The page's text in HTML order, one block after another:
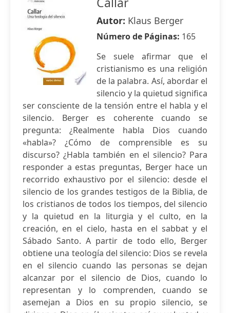
Autor: Klaus Berger
Número de Páginas: 165
Se suele afirmar que el
cristianismo es una religión
de la palabra. Así, abordar el
silencio y la quietud significa
ser consciente de la tensión entre el habla y el
silencio. Berger es coherente cuando se
pregunta: ¿Realmente habla Dios cuando
«habla»? ¿Cómo de comprensible es su
discurso? ¿Habla también en el silencio? Para
responder a estas preguntas, Berger hace un
recorrido exhaustivo por el silencio: desde el
silencio de los grandes testigos de la Biblia, de
los cristianos de todos los tiempos, del silencio
y la quietud en la liturgia y el culto, en la
creación, en el cielo, hasta en el sabbat y el
Sábado Santo. A partir de todo ello, Berger
obtiene una teología del silencio: Dios se revela
en el silencio cuando las personas se dejan
alcanzar por el silencio de Dios, cuando lo
representan y lo comprenden, cuando se
asemejan a Dios en su propio silencio, se